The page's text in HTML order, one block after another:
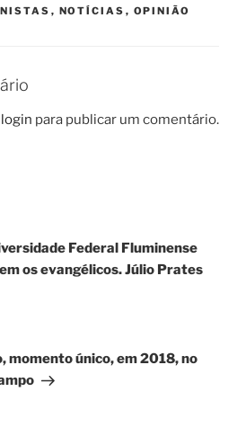
, NOTÍCIAS , OPINIÃO
login para publicar um comentário.
Federal Fluminense
os evangélicos. Júlio Prates
momento único, em 2018, no